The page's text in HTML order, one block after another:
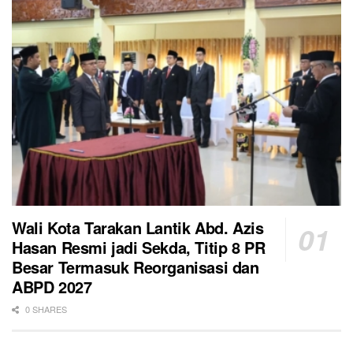
Wali Kota Tarakan Lantik Abd. Azis
Hasan Resmi jadi Sekda, Titip 8 PR
Besar Termasuk Reorganisasi dan
ABPD 2027
0 SHARES